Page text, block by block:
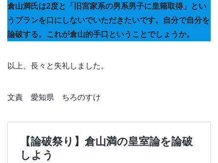
倉山満氏は2度と「旧宮家系の男系男子に皇籍取得」とい
うプランを口にしないでいただきたいです。自分で自分を
論破する。これが倉山的手口ということでしょうか。
以上、長々と失礼しました。
文責 愛知県 ちろのすけ